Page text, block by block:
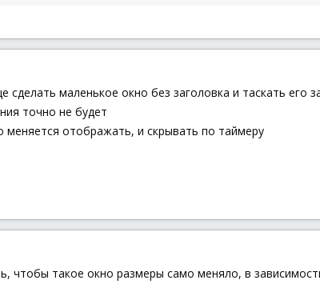
сделать маленькое окно без заголовка и таскать его
точно не будет
меняется отображать, и скрывать по таймеру
чтобы такое окно размеры само меняло, в